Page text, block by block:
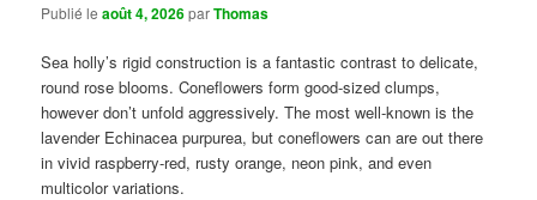
Publié leaoût 4, 2026parThomas
Sea holly’s rigid construction is a fantastic contrast to delicate,
round rose blooms. Coneflowers form good-sized clumps,
however don’t unfold aggressively. The most well-known is the
lavender Echinacea purpurea, but coneflowers can are out there
in vivid raspberry-red, rusty orange, neon pink, and even
multicolor variations.